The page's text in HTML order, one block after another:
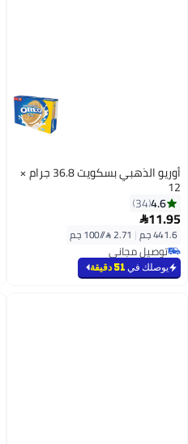
أوريو الذهبي بسكويت 36.8 جرام ×
12
4.6
34
11.95
441.6 جم |
توصيل مجاني
توصيل مجاني
يوصلك في 51 دقيقة